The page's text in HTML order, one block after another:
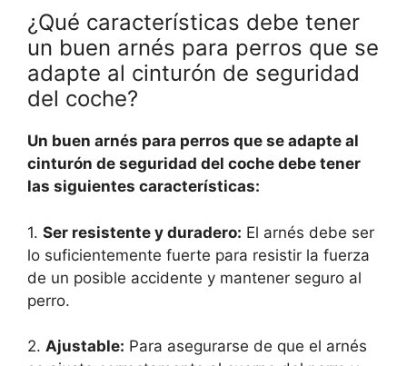
¿Qué características debe tener
un buen arnés para perros que se
adapte al cinturón de seguridad
del coche?
Un buen arnés para perros que se adapte al
cinturón de seguridad del coche debe tener
las siguientes características:
1. Ser resistente y duradero: El arnés debe ser
lo suficientemente fuerte para resistir la fuerza
de un posible accidente y mantener seguro al
perro.
2. Ajustable: Para asegurarse de que el arnés